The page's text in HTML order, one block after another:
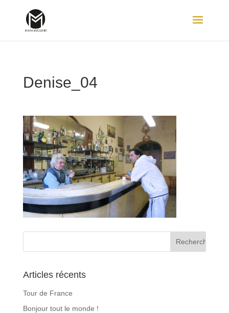
Denise_04
Articles récents
Tour de France
Bonjour tout le monde !